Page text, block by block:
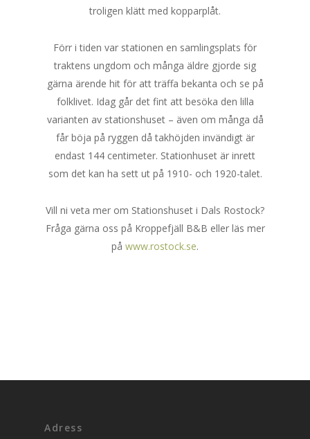
troligen klätt med kopparplåt.
Förr i tiden var stationen en samlingsplats för
traktens ungdom och många äldre gjorde sig
gärna ärende hit för att träffa bekanta och se på
folklivet. Idag går det fint att besöka den lilla
varianten av stationshuset – även om många då
får böja på ryggen då takhöjden invändigt är
endast 144 centimeter. Stationhuset är inrett
som det kan ha sett ut på 1910- och 1920-talet.
Vill ni veta mer om Stationshuset i Dals Rostock?
Fråga gärna oss på Kroppefjäll B&B eller läs mer
på www.rostock.se.
Adress